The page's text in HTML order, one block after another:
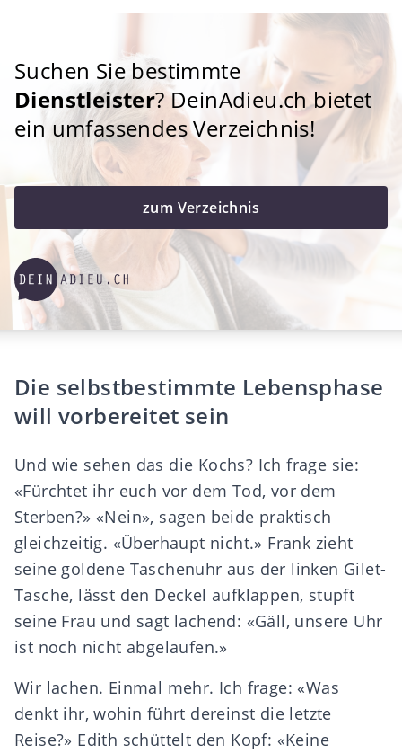
Suchen Sie bestimmte
Dienstleister? DeinAdieu.ch bietet
ein umfassendes Verzeichnis!
zum Verzeichnis
Die selbstbestimmte Lebensphase
will vorbereitet sein
Und wie sehen das die Kochs? Ich frage sie:
«Fürchtet ihr euch vor dem Tod, vor dem
Sterben?» «Nein», sagen beide praktisch
gleichzeitig. «Überhaupt nicht.» Frank zieht
seine goldene Taschenuhr aus der linken Gilet-
Tasche, lässt den Deckel aufklappen, stupft
seine Frau und sagt lachend: «Gäll, unsere Uhr
ist noch nicht abgelaufen.»
Wir lachen. Einmal mehr. Ich frage: «Was
denkt ihr, wohin führt dereinst die letzte
Reise?» Edith schüttelt den Kopf: «Keine